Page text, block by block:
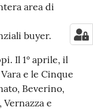
area di
buyer.
Il 1° aprile, il
e le Cinque
Beverino,
e